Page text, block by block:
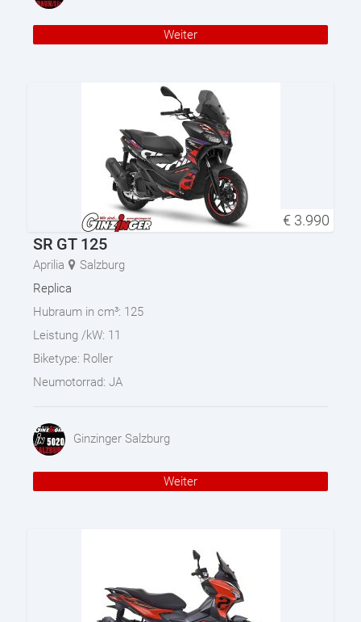
Weiter
€ 3.990
SR GT 125
Aprilia
Salzburg
Replica
Hubraum in cm³: 125
Leistung /kW: 11
Biketype: Roller
Neumotorrad: JA
Ginzinger Salzburg
Weiter